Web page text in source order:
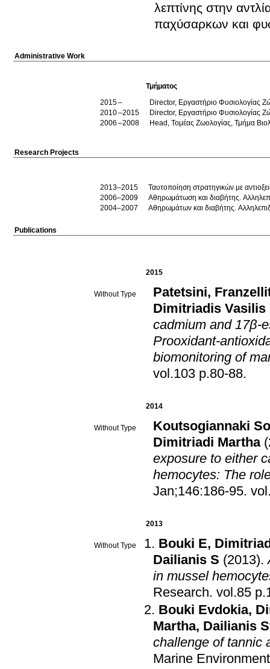
λεπτίνης στην
παχύσαρκων και
Administrative Work
Τμήματος
2015
Director, Εργαστήριο Φυσιολογίας
2010
2015
Director, Εργαστήριο Φυσιολογίας
2006
2008 Head, Τομέας Ζωολογίας, Τμήμα
Research Projects
2013–2015
Ταυτοποίηση στρατηγικών με
2006–2009
Αθηρωμάτωση και διαβήτης.
2004–2007
Αθηρωμάτων και διαβήτης.
Publications
2015
Without Type Patetsini,
Dimitriadis Vasilis
cadmium and 17β-
Prooxidant-
biomonitoring of
vol.103 p.80-88.
2014
Without Type
Koutsogiannaki
Dimitriadi Martha
exposure to either
hemocytes: The
Jan;146:186-95.
2013
Without Type Bouki E,
Dailianis S (2013).
in mussel
Research.
Bouki Evdokia,
Martha, Dailianis
challenge of tannic
Marine